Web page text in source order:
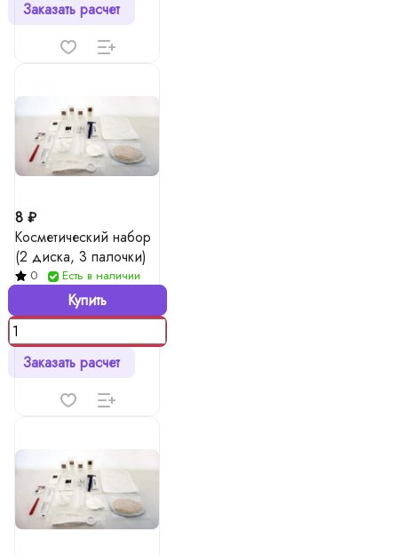
Заказать расчет
8 ₽
Косметический набор
(2 диска, 3 палочки)
0 Есть в наличии
Купить
Заказать расчет